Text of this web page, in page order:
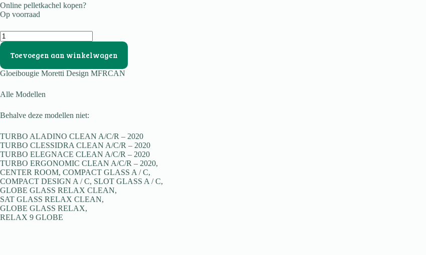
Online pelletkachel kopen?
Op voorraad
Gloeibougie
Moretti
Design
MFRCAN
aantal
Toevoegen aan winkelwagen
Gloeibougie Moretti Design MFRCAN
Alle Modellen
Behalve deze modellen niet:
TURBO ALADINO CLEAN A/C/R – 2020
TURBO CLESSIDRA CLEAN A/C/R – 2020
TURBO ELEGNACE CLEAN A/C/R – 2020
TURBO ERGONOMIC CLEAN A/C/R – 2020,
CENTER ROOM, COMPACT GLASS A / C,
COMPACT DESIGN A / C, SLOT GLASS A / C,
GLOBE GLASS RELAX CLEAN,
SAT GLASS RELAX CLEAN,
GLOBE GLASS RELAX,
RELAX 9 GLOBE